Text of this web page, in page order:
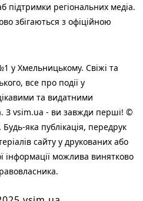
підтримки регіональних медіа.
збігаються з офіційною
у Хмельницькому. Свіжі та
все про події у
та видатними
З vsim.ua - ви завжди перші! ©
яка публiкацiя, передрук
сайту у друкованих або
інформації можлива винятково